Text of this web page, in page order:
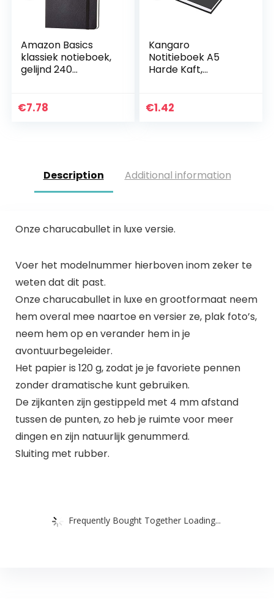
Amazon Basics
klassiek notieboek,
gelijnd 240
€7.78
Kangaro
Notitieboek A5
Harde Kaft,
Pagina’S Gelinieerd
€1.42
Description Additional information
Onze charucabullet in luxe versie.
Voer het modelnummer hierboven inom zeker te
weten dat dit past.
Onze charucabullet in luxe en grootformaat neem
hem overal mee naartoe en versier ze, plak foto’s,
neem hem op en verander hem in je
avontuurbegeleider.
Het papier is 120 g, zodat je je favoriete pennen
zonder dramatische kunt gebruiken.
De zijkanten zijn gestippeld met 4 mm afstand
tussen de punten, zo heb je ruimte voor meer
dingen en zijn natuurlijk genummerd.
Sluiting met rubber.
Frequently Bought Together Loading...